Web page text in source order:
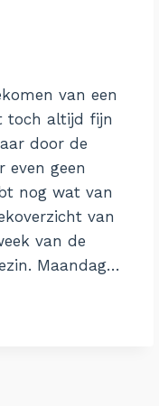
van een
toch altijd fijn
door de
even geen
nog wat van
van
van de
Maandag…